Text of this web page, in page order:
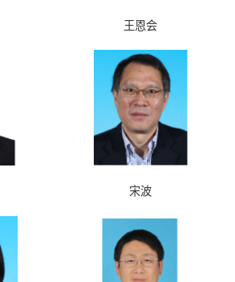
王恩会
宋波